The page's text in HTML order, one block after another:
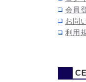
会員
お問
利用